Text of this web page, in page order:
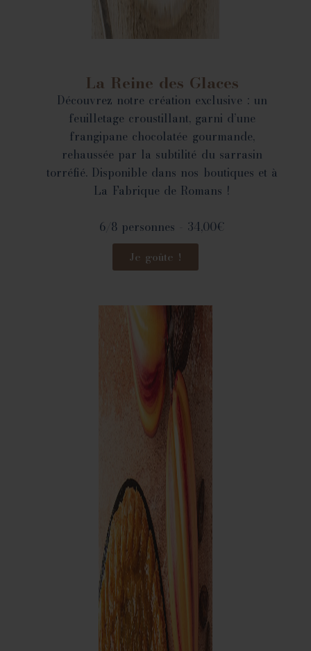
La Reine des Glaces
Découvrez notre création exclusive : un
feuilletage croustillant, garni d’une
frangipane chocolatée gourmande,
rehaussée par la subtilité du sarrasin
torréfié. Disponible dans nos boutiques et à
La Fabrique de Romans !
6/8 personnes - 34,00€
Je goûte !